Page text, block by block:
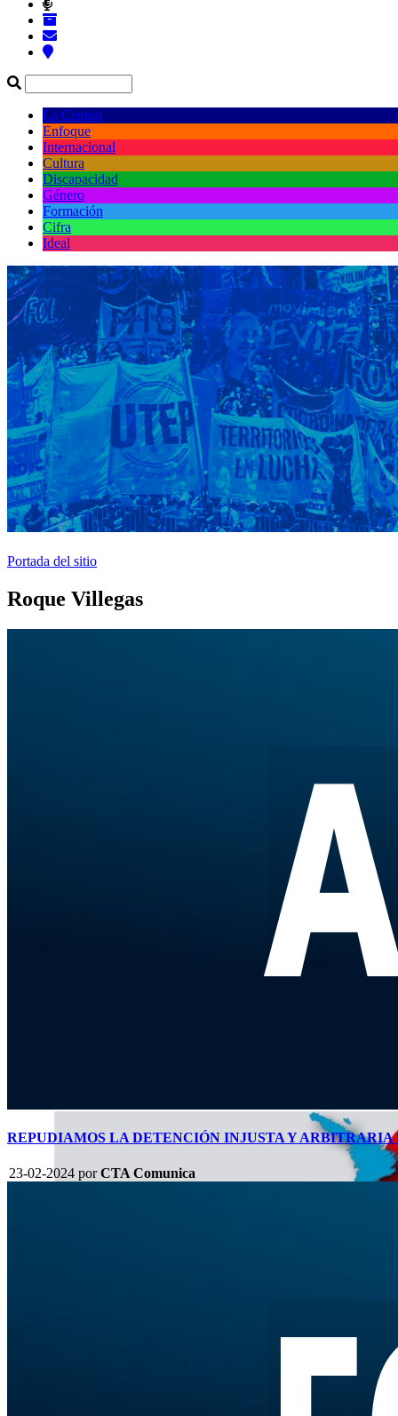
La Central
Enfoque
Internacional
Cultura
Discapacidad
Género
Formación
Cifra
Ideal
Portada del sitio
Roque Villegas
REPUDIAMOS LA DETENCIÓN INJUSTA Y ARBITRARIA
23-02-2024porCTA Comunica